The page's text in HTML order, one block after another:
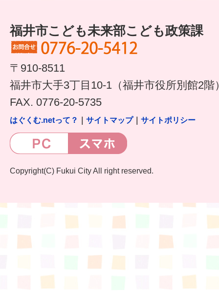
福井市こども未来部こども政策課
〒910-8511
福井市大手3丁目10-1（福井市役所別館2階
FAX. 0776-20-5735
はぐくむ.netって？ サイトマップ｜ サイトポリシー
Copyright(C) Fukui City All right reserved.